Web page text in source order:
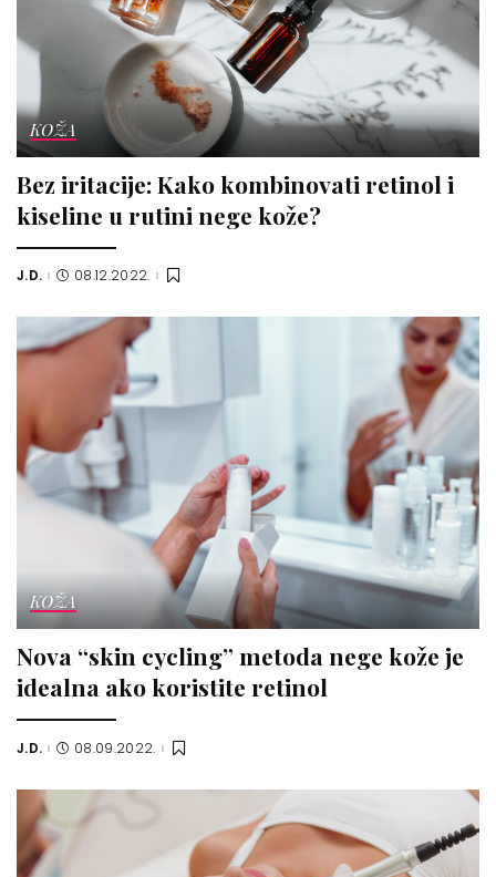
KOŽA
Bez iritacije: Kako kombinovati retinol i
kiseline u rutini nege kože?
Posted
J.D. 08.12.2022.
KOŽA
Nova “skin cycling” metoda nege kože je
idealna ako koristite retinol
Posted
J.D. 08.09.2022.